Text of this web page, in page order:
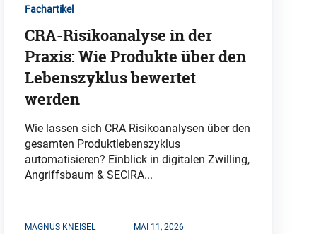
Fachartikel
CRA-Risikoanalyse in der
Praxis: Wie Produkte über den
Lebenszyklus bewertet
werden
Wie lassen sich CRA Risikoanalysen über den
gesamten Produktlebenszyklus
automatisieren? Einblick in digitalen Zwilling,
Angriffsbaum & SECIRA...
MAGNUS KNEISEL MAI 11, 2026